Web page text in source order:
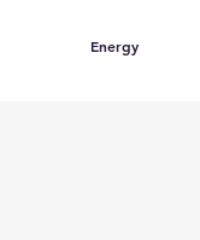
Energy